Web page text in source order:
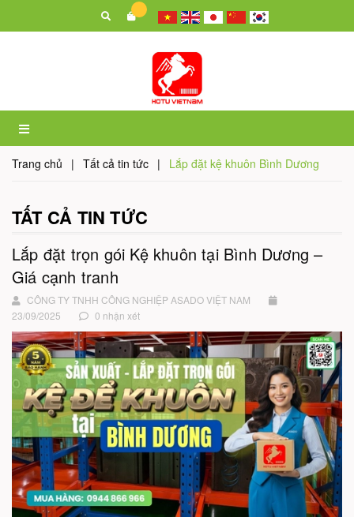
Trang chủ | Tất cả tin tức | Lắp đặt kệ khuôn Bình Dương
TẤT CẢ TIN TỨC
Lắp đặt trọn gói Kệ khuôn tại Bình Dương –
Giá cạnh tranh
CÔNG TY TNHH CÔNG NGHIỆP ASADO VIỆT NAM
23/09/2025
0 nhận xét